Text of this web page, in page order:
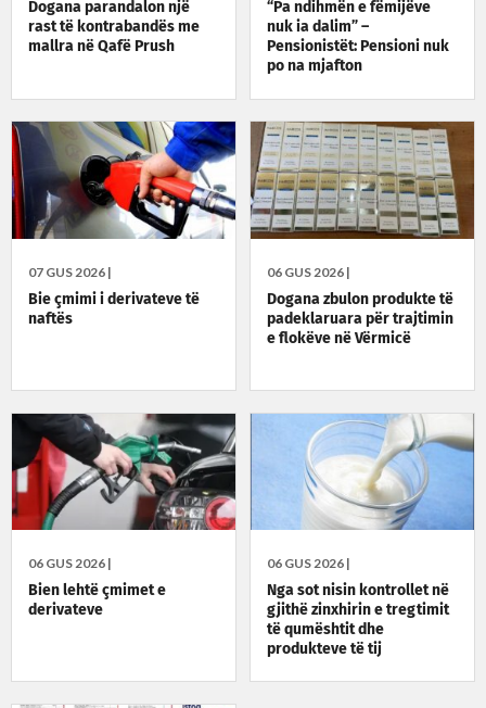
Dogana parandalon një
rast të kontrabandës me
mallra në Qafë Prush
“Pa ndihmën e fëmijëve
nuk ia dalim” –
Pensionistët: Pensioni nuk
po na mjafton
07 GUS 2026 |
Bie çmimi i derivateve të
naftës
06 GUS 2026 |
Dogana zbulon produkte të
padeklaruara për trajtimin
e flokëve në Vërmicë
06 GUS 2026 |
Bien lehtë çmimet e
derivateve
06 GUS 2026 |
Nga sot nisin kontrollet në
gjithë zinxhirin e tregtimit
të qumështit dhe
produkteve të tij